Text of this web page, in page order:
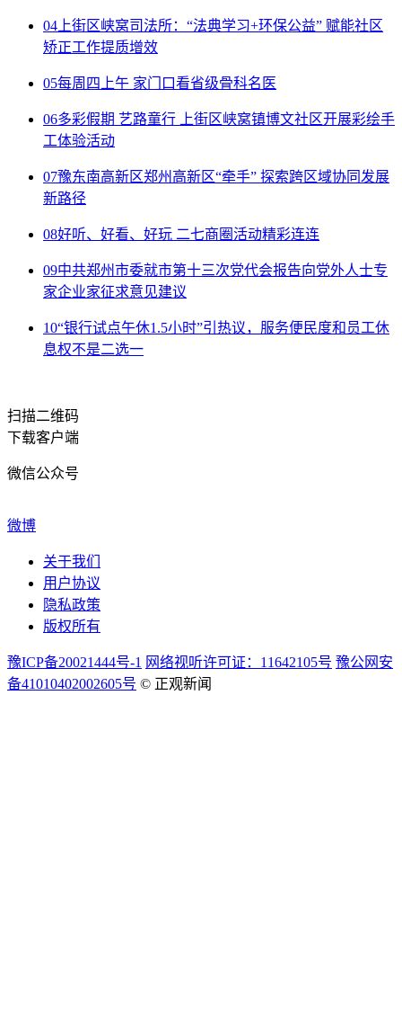
04 上街区峡窝司法所：“法典学习+环保公益” 赋能社区
矫正工作提质增效
05每周四上午 家门口看省级骨科名医
06多彩假期 艺路童行 上街区峡窝镇博文社区开展彩绘手
工体验活动
07豫东南高新区郑州高新区“牵手” 探索跨区域协同发展
新路径
08好听、好看、好玩 二七商圈活动精彩连连
09中共郑州市委就市第十三次党代会报告向党外人士专
家企业家征求意见建议
10“银行试点午休1.5小时”引热议，服务便民度和员工休
息权不是二选一
扫描二维码
下载客户端
微信公众号
微博
关于我们
用户协议
隐私政策
版权所有
豫ICP备20021444号-1 网络视听许可证：11642105号 豫公网安
备41010402002605号 © 正观新闻